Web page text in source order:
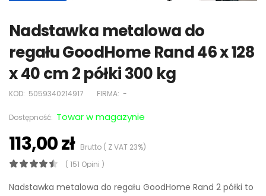
Nadstawka metalowa do
regału GoodHome Rand 46 x 128
x 40 cm 2 półki 300 kg
KOD: 5059340214917 FIRMA: -
Dostępność: Towar w magazynie
113,00 złBrutto ( Z VAT 23%)
( 151 Opini )
Nadstawka metalowa do regału GoodHome Rand 2 półki to